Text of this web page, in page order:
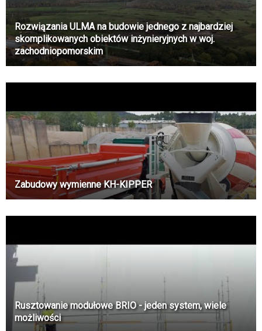
Rozwiązania ULMA na budowie jednego z najbardziej
skomplikowanych obiektów inżynieryjnych w woj.
zachodniopomorskim
Zabudowy wymienne KH-KIPPER
Rusztowanie modułowe BRIO - jeden system, wiele
możliwości